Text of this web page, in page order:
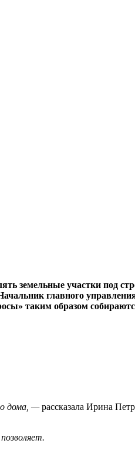
земельные участки под
главного
таким образом
дома, —рассказала Ирина